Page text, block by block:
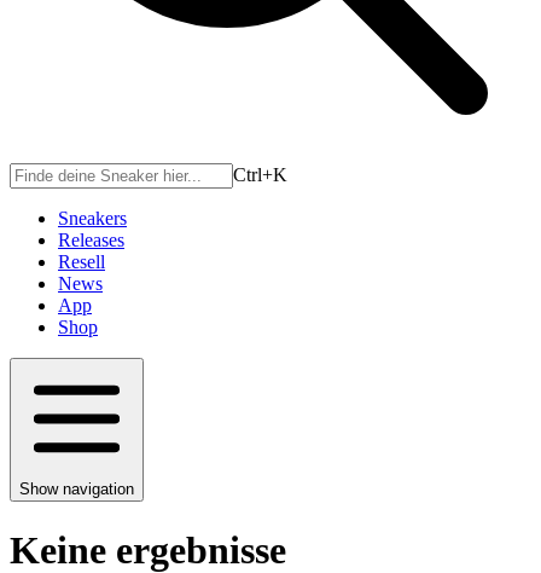
Ctrl+K
Sneakers
Releases
Resell
News
App
Shop
Show navigation
Keine ergebnisse